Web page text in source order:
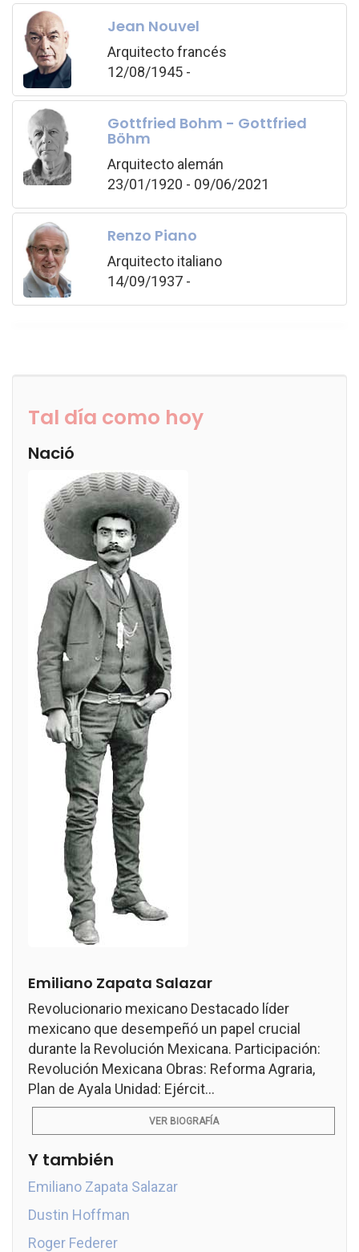
Jean Nouvel
Arquitecto francés
12/08/1945 -
Gottfried Bohm - Gottfried
Böhm
Arquitecto alemán
23/01/1920 - 09/06/2021
Renzo Piano
Arquitecto italiano
14/09/1937 -
Tal día como hoy
Nació
Emiliano Zapata Salazar
Revolucionario mexicano Destacado líder
mexicano que desempeñó un papel crucial
durante la Revolución Mexicana. Participación:
Revolución Mexicana Obras: Reforma Agraria,
Plan de Ayala Unidad: Ejércit...
VER BIOGRAFÍA
Y también
Emiliano Zapata Salazar
Dustin Hoffman
Roger Federer